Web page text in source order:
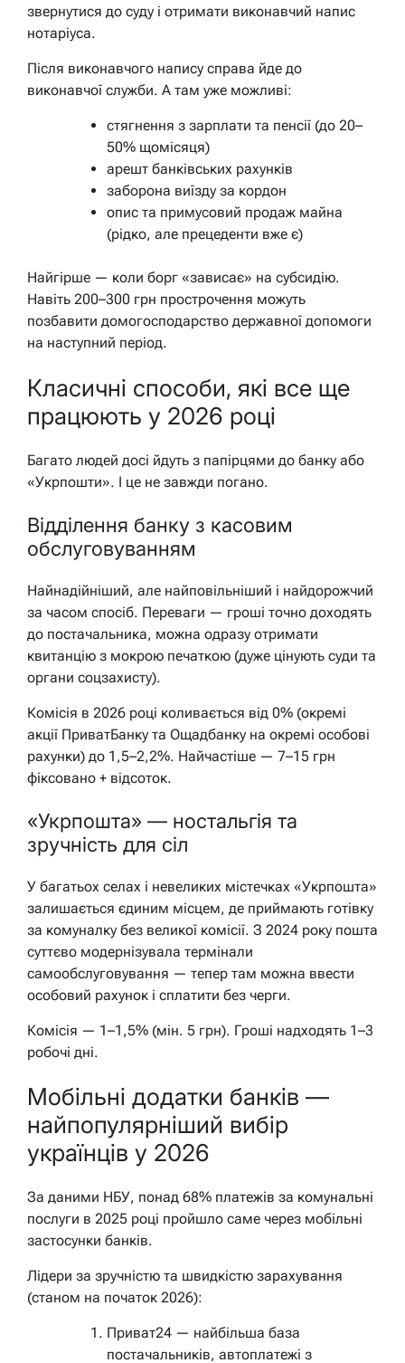
звернутися до суду і отримати виконавчий напис
нотаріуса.
Після виконавчого напису справа йде до
виконавчої служби. А там уже можливі:
стягнення з зарплати та пенсії (до 20–
50% щомісяця)
арешт банківських рахунків
заборона виїзду за кордон
опис та примусовий продаж майна
(рідко, але прецеденти вже є)
Найгірше — коли борг «зависає» на субсидію.
Навіть 200–300 грн прострочення можуть
позбавити домогосподарство державної допомоги
на наступний період.
Класичні способи, які все ще
працюють у 2026 році
Багато людей досі йдуть з папірцями до банку або
«Укрпошти». І це не завжди погано.
Відділення банку з касовим
обслуговуванням
Найнадійніший, але найповільніший і найдорожчий
за часом спосіб. Переваги — гроші точно доходять
до постачальника, можна одразу отримати
квитанцію з мокрою печаткою (дуже цінують суди та
органи соцзахисту).
Комісія в 2026 році коливається від 0% (окремі
акції ПриватБанку та Ощадбанку на окремі особові
рахунки) до 1,5–2,2%. Найчастіше — 7–15 грн
фіксовано + відсоток.
«Укрпошта» — ностальгія та
зручність для сіл
У багатьох селах і невеликих містечках «Укрпошта»
залишається єдиним місцем, де приймають готівку
за комуналку без великої комісії. З 2024 року пошта
суттєво модернізувала термінали
самообслуговування — тепер там можна ввести
особовий рахунок і сплатити без черги.
Комісія — 1–1,5% (мін. 5 грн). Гроші надходять 1–3
робочі дні.
Мобільні додатки банків —
найпопулярніший вибір
українців у 2026
За даними НБУ, понад 68% платежів за комунальні
послуги в 2025 році пройшло саме через мобільні
застосунки банків.
Лідери за зручністю та швидкістю зарахування
(станом на початок 2026):
Приват24 — найбільша база
постачальників, автоплатежі з